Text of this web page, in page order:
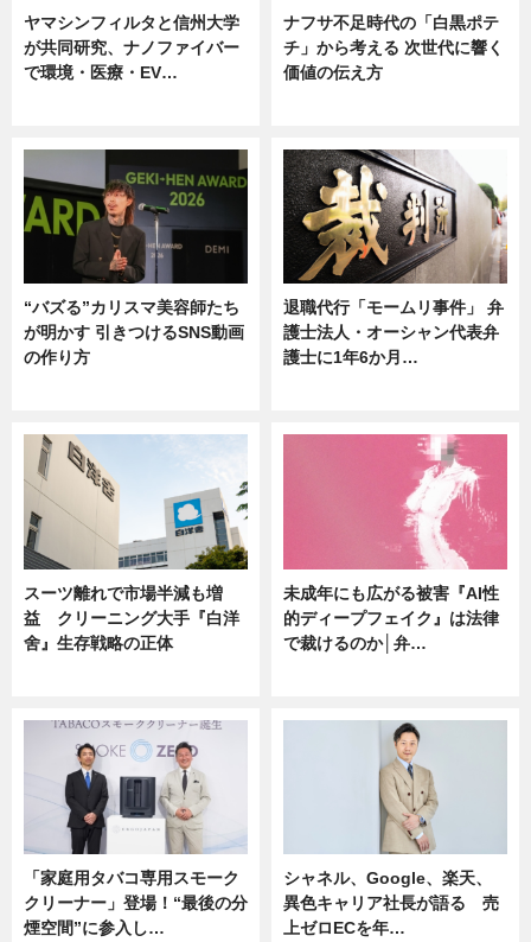
ヤマシンフィルタと信州大学
が共同研究、ナノファイバー
で環境・医療・EV…
ナフサ不足時代の「白黒ポテ
チ」から考える 次世代に響く
価値の伝え方
“バズる”カリスマ美容師たち
が明かす 引きつけるSNS動画
の作り方
退職代行「モームリ事件」 弁
護士法人・オーシャン代表弁
護士に1年6か月…
スーツ離れで市場半減も増
益 クリーニング大手『白洋
舍』生存戦略の正体
未成年にも広がる被害『AI性
的ディープフェイク』は法律
で裁けるのか│弁…
「家庭用タバコ専用スモーク
クリーナー」登場！“最後の分
煙空間”に参入し…
シャネル、Google、楽天、
異色キャリア社長が語る 売
上ゼロECを年…